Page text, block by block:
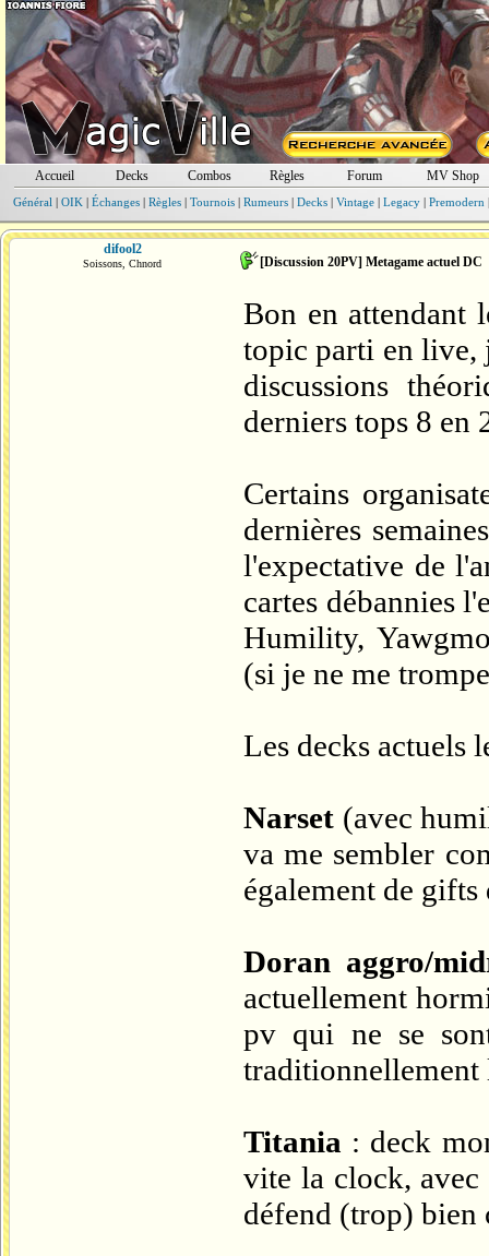
Accueil Decks Combos Règles Forum MV Shop
Général | OIK | Échanges| Règles| Tournois| Rumeurs| Decks| Vintage| Legacy| Premodern
difool2
Soissons, Chnord [Discussion 20PV] Metagame actuel DC
Bon en attendant
topic parti en live,
discussions
derniers tops 8 en
Certains
dernières
l'expectative de
cartes débannies
Humility,
(si je ne me
Les decks actuels
Narset (avec
va me sembler
également de
Doran aggro/
actuellement
pv qui ne se
traditionnellement
Titania : deck
vite la clock,
défend (trop) bien